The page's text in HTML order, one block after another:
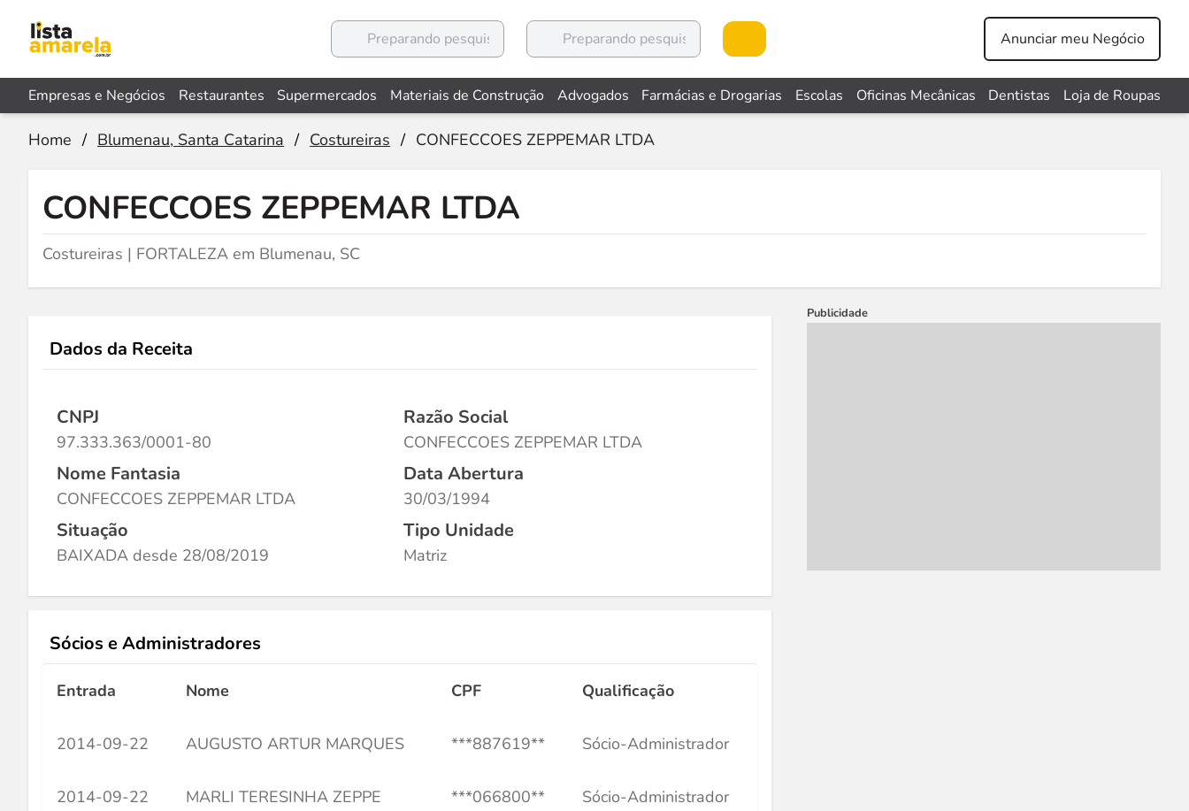
Anunciar meu Negócio
Empresas e Negócios Restaurantes Supermercados Materiais de Construção Advogados Farmácias e Drogarias Escolas Oficinas Mecânicas Dentistas Loja de Roupas
Home / Blumenau, Santa Catarina / Costureiras / CONFECCOES ZEPPEMAR LTDA
CONFECCOES ZEPPEMAR LTDA
Costureiras | FORTALEZA em Blumenau, SC
Dados da Receita
CNPJ
97.333.363/0001-80
Razão Social
CONFECCOES ZEPPEMAR LTDA
Nome Fantasia
CONFECCOES ZEPPEMAR LTDA
Data Abertura
30/03/1994
Situação
BAIXADA desde 28/08/2019
Tipo Unidade
Matriz
Sócios e Administradores
Entrada Nome CPF Qualificação
2014-09-22 AUGUSTO ARTUR MARQUES ***887619** Sócio-Administrador
2014-09-22 MARLI TERESINHA ZEPPE ***066800** Sócio-Administrador
Publicidade